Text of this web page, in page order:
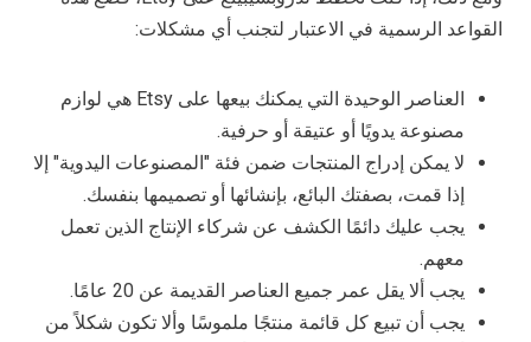
القواعد الرسمية في الاعتبار لتجنب أي مشكلات:
العناصر الوحيدة التي يمكنك بيعها على Etsy هي لوازم
مصنوعة يدويًا أو عتيقة أو حرفية.
لا يمكن إدراج المنتجات ضمن فئة "المصنوعات اليدوية" إلا
إذا قمت، بصفتك البائع، بإنشائها أو تصميمها بنفسك.
يجب عليك دائمًا الكشف عن شركاء الإنتاج الذين تعمل
معهم.
يجب ألا يقل عمر جميع العناصر القديمة عن 20 عامًا.
يجب أن تبيع كل قائمة منتجًا ملموسًا وألا تكون شكلاً من